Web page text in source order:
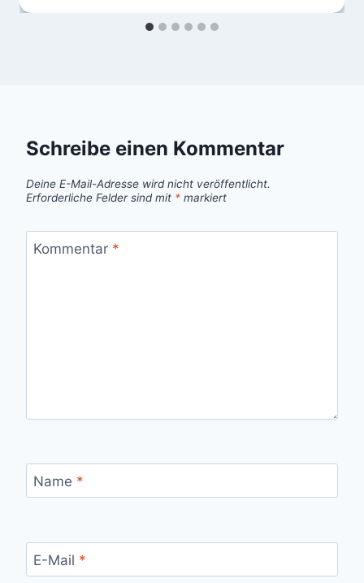
Schreibe einen Kommentar
Deine E-Mail-Adresse wird nicht veröffentlicht.
Erforderliche Felder sind mit * markiert
Kommentar *
Name *
E-Mail *